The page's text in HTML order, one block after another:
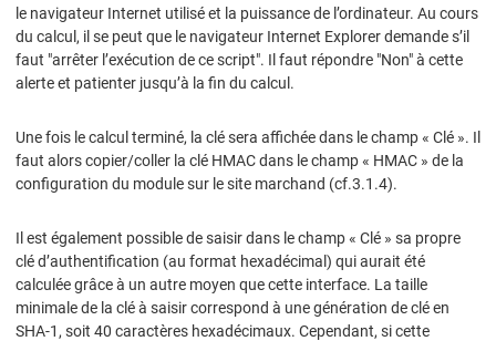
le navigateur Internet utilisé et la puissance de l’ordinateur. Au cours
du calcul, il se peut que le navigateur Internet Explorer demande s’il
faut "arrêter l’exécution de ce script". Il faut répondre "Non" à cette
alerte et patienter jusqu’à la fin du calcul.
Une fois le calcul terminé, la clé sera affichée dans le champ « Clé ». Il
faut alors copier/coller la clé HMAC dans le champ « HMAC » de la
configuration du module sur le site marchand (cf.3.1.4).
Il est également possible de saisir dans le champ « Clé » sa propre
clé d’authentification (au format hexadécimal) qui aurait été
calculée grâce à un autre moyen que cette interface. La taille
minimale de la clé à saisir correspond à une génération de clé en
SHA-1, soit 40 caractères hexadécimaux. Cependant, si cette